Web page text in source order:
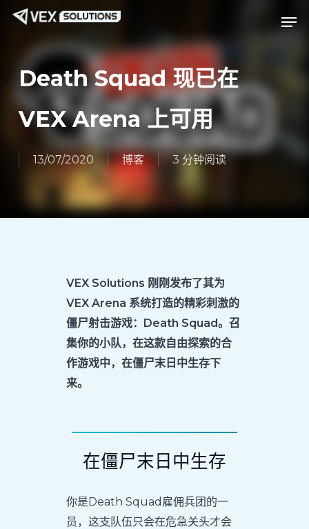
菜单
Death Squad 现已在
VEX Arena 上可用
13/07/2020 博客 3 分钟阅读
VEX Solutions 刚刚发布了其为
VEX Arena 系统打造的精彩刺激的
僵尸射击游戏：Death Squad。召
集你的小队，在这款自由探索的合
作游戏中，在僵尸末日中生存下
来。
在僵尸末日中生存
你是Death Squad雇佣兵团的一
员，这支队伍只会在危急关头才会